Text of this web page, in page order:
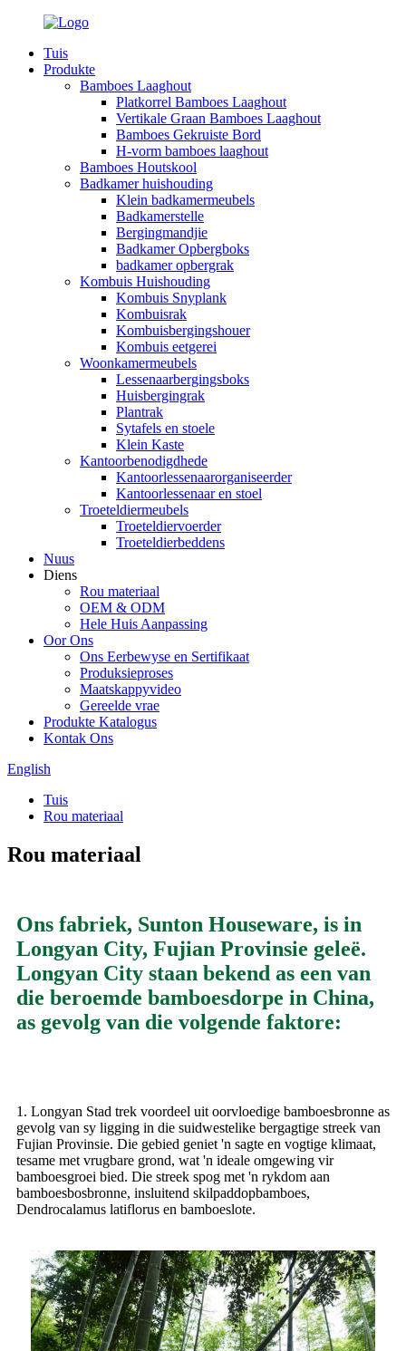
Tuis
Produkte
Bamboes Laaghout
Platkorrel Bamboes Laaghout
Vertikale Graan Bamboes Laaghout
Bamboes Gekruiste Bord
H-vorm bamboes laaghout
Bamboes Houtskool
Badkamer huishouding
Klein badkamermeubels
Badkamerstelle
Bergingmandjie
Badkamer Opbergboks
badkamer opbergrak
Kombuis Huishouding
Kombuis Snyplank
Kombuisrak
Kombuisbergingshouer
Kombuis eetgerei
Woonkamermeubels
Lessenaarbergingsboks
Huisbergingrak
Plantrak
Sytafels en stoele
Klein Kaste
Kantoorbenodigdhede
Kantoorlessenaarorganiseerder
Kantoorlessenaar en stoel
Troeteldiermeubels
Troeteldiervoerder
Troeteldierbeddens
Nuus
Diens
Rou materiaal
OEM & ODM
Hele Huis Aanpassing
Oor Ons
Ons Eerbewyse en Sertifikaat
Produksieproses
Maatskappyvideo
Gereelde vrae
Produkte Katalogus
Kontak Ons
English
Tuis
Rou materiaal
Rou materiaal
Ons fabriek, Sunton Houseware, is in
Longyan City, Fujian Provinsie geleë.
Longyan City staan ​​bekend as een van
die beroemde bamboesdorpe in China,
as gevolg van die volgende faktore:
1. Longyan Stad trek voordeel uit oorvloedige bamboesbronne as
gevolg van sy ligging in die suidwestelike bergagtige streek van
Fujian Provinsie. Die gebied geniet 'n sagte en vogtige klimaat,
tesame met vrugbare grond, wat 'n ideale omgewing vir
bamboesgroei bied. Die streek spog met 'n rykdom aan
bamboesbosbronne, insluitend skilpaddopbamboes,
Dendrocalamus latiflorus en bamboeslote.